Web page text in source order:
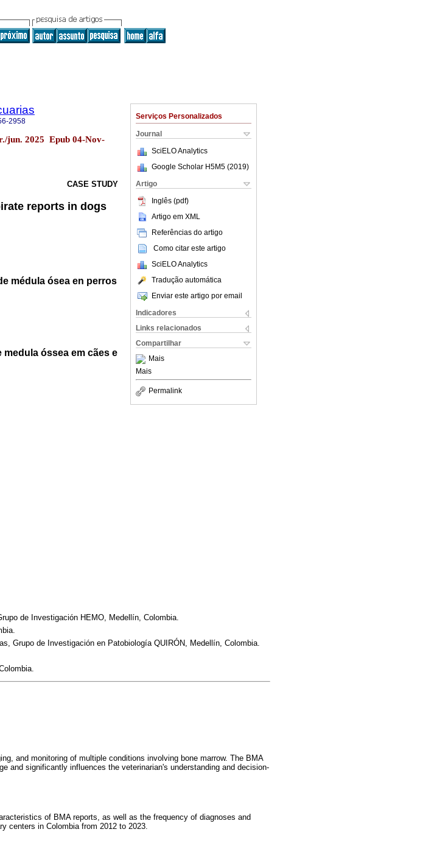
Serviços Personalizados
Journal
SciELO Analytics
Google Scholar H5M5 (2019)
Artigo
Inglês (pdf)
Artigo em XML
Referências do artigo
Como citar este artigo
SciELO Analytics
Tradução automática
Enviar este artigo por email
Indicadores
Links relacionados
Compartilhar
Mais
Mais
Permalink
2958
jun. 2025 Epub 04-Nov-
CASE STUDY
reports in dogs
médula ósea en perros
óssea em cães e
de Investigación HEMO, Medellín, Colombia.
Grupo de Investigación en Patobiología QUIRÓN, Medellín, Colombia.
and monitoring of multiple conditions involving bone marrow. The BMA
and significantly influences the veterinarian's understanding and decision-
of BMA reports, as well as the frequency of diagnoses and
centers in Colombia from 2012 to 2023.